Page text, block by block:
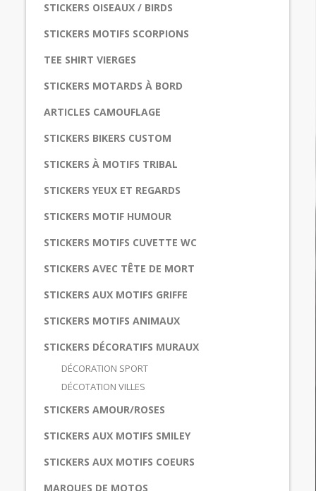
STICKERS OISEAUX / BIRDS
STICKERS MOTIFS SCORPIONS
TEE SHIRT VIERGES
STICKERS MOTARDS À BORD
ARTICLES CAMOUFLAGE
STICKERS BIKERS CUSTOM
STICKERS À MOTIFS TRIBAL
STICKERS YEUX ET REGARDS
STICKERS MOTIF HUMOUR
STICKERS MOTIFS CUVETTE WC
STICKERS AVEC TÊTE DE MORT
STICKERS AUX MOTIFS GRIFFE
STICKERS MOTIFS ANIMAUX
STICKERS DÉCORATIFS MURAUX
DÉCORATION SPORT
DÉCOTATION VILLES
STICKERS AMOUR/ROSES
STICKERS AUX MOTIFS SMILEY
STICKERS AUX MOTIFS COEURS
MARQUES DE MOTOS